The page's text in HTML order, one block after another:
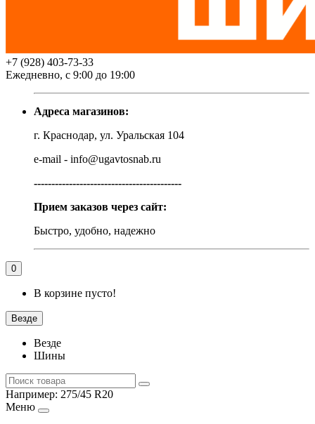
+7 (928) 403-73-33
Ежедневно, с 9:00 до 19:00
Адреса магазинов:
г. Краснодар, ул. Уральская 104
e-mail - info@ugavtosnab.ru
------------------------------------------
Прием заказов через сайт:
Быстро, удобно, надежно
0
В корзине пусто!
Везде
Везде
Шины
Например: 275/45 R20
Меню